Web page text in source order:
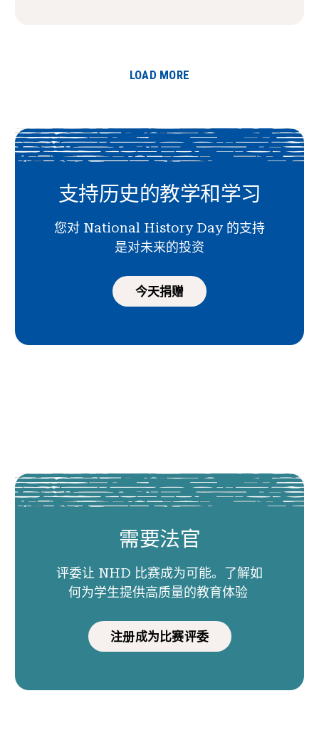
LOAD MORE
支持历史的教学和学习
您对 National History Day 的支持
是对未来的投资
今天捐赠
需要法官
评委让 NHD 比赛成为可能。了解如
何为学生提供高质量的教育体验
注册成为比赛评委